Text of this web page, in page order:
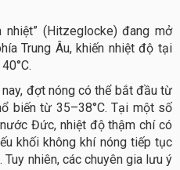
nhiệt” (Hitzeglocke) đang mở
Trung Âu, khiến nhiệt độ tại
đợt nóng có thể bắt đầu từ
biến từ 35–38°C. Tại một số
Đức, nhiệt độ thậm chí có
khối không khí nóng tiếp tục
nhiên, các chuyên gia lưu ý